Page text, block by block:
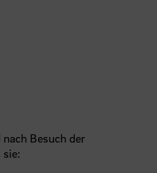
Besuch der